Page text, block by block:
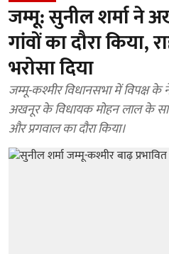
जम्मू: सुनील शर्मा ने
गांवों का दौरा किया,
भरोसा दिया
जम्मू-कश्मीर विधानसभा में विपक्ष के
अखनूर के विधायक मोहन लाल के साथ
और प्रगवाल का दौरा किया।